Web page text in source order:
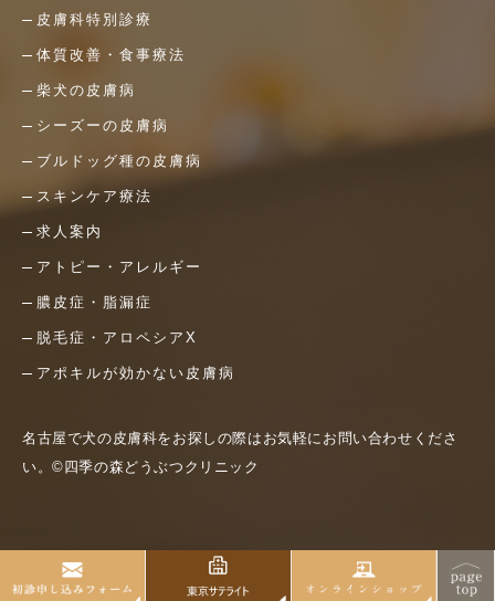
皮膚科特別診療
体質改善・食事療法
柴犬の皮膚病
シーズーの皮膚病
ブルドッグ種の皮膚病
スキンケア療法
求人案内
アトピー・アレルギー
膿皮症・脂漏症
脱毛症・アロペシアX
アポキルが効かない皮膚病
名古屋で犬の皮膚科をお探しの際はお気軽にお問い合わせくださ
い。©四季の森どうぶつクリニック